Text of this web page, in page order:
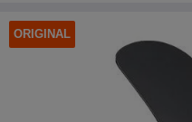
ORIGINAL